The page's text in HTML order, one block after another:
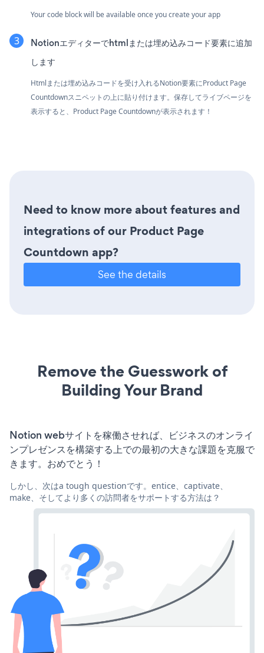
Your code block will be available once you create your app
Notionエディターでhtmlまたは埋め込みコード要素に追加
します
Htmlまたは埋め込みコードを受け入れるNotion要素にProduct Page
Countdownスニペットの上に貼り付けます。保存してライブページを
表示すると、Product Page Countdownが表示されます！
Need to know more about features and
integrations of our Product Page
Countdown app?
See the details
Remove the Guesswork of
Building Your Brand
Notion webサイトを稼働させれば、ビジネスのオンライ
ンプレゼンスを構築する上での最初の大きな課題を克服で
きます。おめでとう！
しかし、次はa tough questionです。entice、captivate、
make、そしてより多くの訪問者をサポートする方法は？